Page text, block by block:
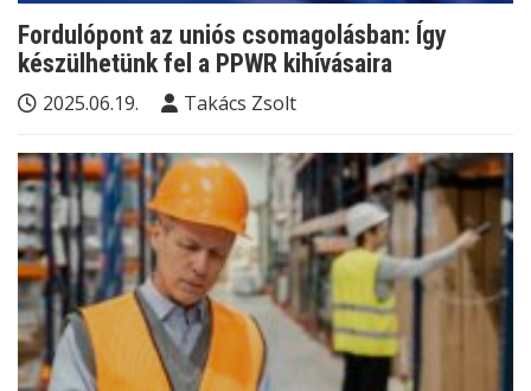
Fordulópont az uniós csomagolásban: Így
készülhetünk fel a PPWR kihívásaira
2025.06.19. Takács Zsolt